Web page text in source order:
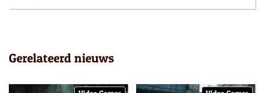
Gerelateerd nieuws